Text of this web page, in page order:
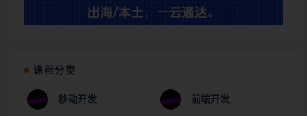
课程分类
移动开发 前端开发